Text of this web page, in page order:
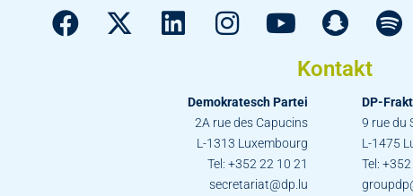
Kontakt
Demokratesch Partei
2A rue des Capucins
L-1313 Luxembourg
Tel: +352 22 10 21
secretariat@dp.lu
DP-
9 rue du
L-1475
Tel: